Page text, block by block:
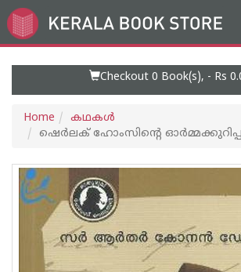
Go
to
Checkout 0 Book(s), - Rs
Home
കഥകള്‍
ഷെര്‍ലക് ഹോംസിന്റെ